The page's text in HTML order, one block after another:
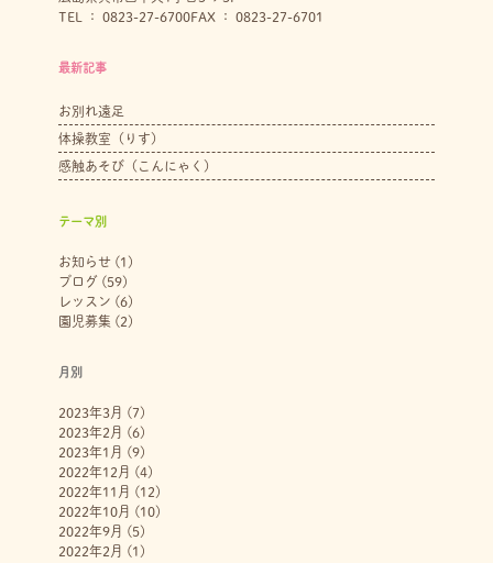
TEL ： 0823-27-6700FAX ： 0823-27-6701
最新記事
お別れ遠足
体操教室（りす）
感触あそび（こんにゃく）
テーマ別
お知らせ(1)
ブログ (59)
レッスン (6)
園児募集 (2)
月別
2023年3月 (7)
2023年2月 (6)
2023年1月 (9)
2022年12月 (4)
2022年11月 (12)
2022年10月 (10)
2022年9月 (5)
2022年2月 (1)